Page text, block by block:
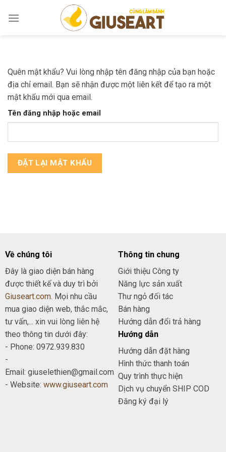
Quên mật khẩu? Vui lòng nhập tên đăng nhập của bạn hoặc
địa chỉ email. Bạn sẽ nhận được một liên kết để tạo ra một
mật khẩu mới qua email.
Tên đăng nhập hoặc email
Về chúng tôi
Đây là giao diện bán hàng
được thiết kế và duy trì bởi
Giuseart.com. Mọi nhu cầu
mua giao diện web, thắc mắc,
tư vấn,... xin vui lòng liên hệ
theo thông tin dưới đây:
- Phone: 0972.939.830
-
Email: giuselethien@gmail.com
- Website: www.giuseart.com
Thông tin chung
Giới thiệu Công ty
Năng lực sản xuất
Thư ngỏ đối tác
Bán hàng
Hướng dẫn đổi trả hàng
Hướng dẫn
Hướng dẫn đặt hàng
Hình thức thanh toán
Quy trình thực hiện
Dịch vụ chuyển SHIP COD
Đăng ký đại lý